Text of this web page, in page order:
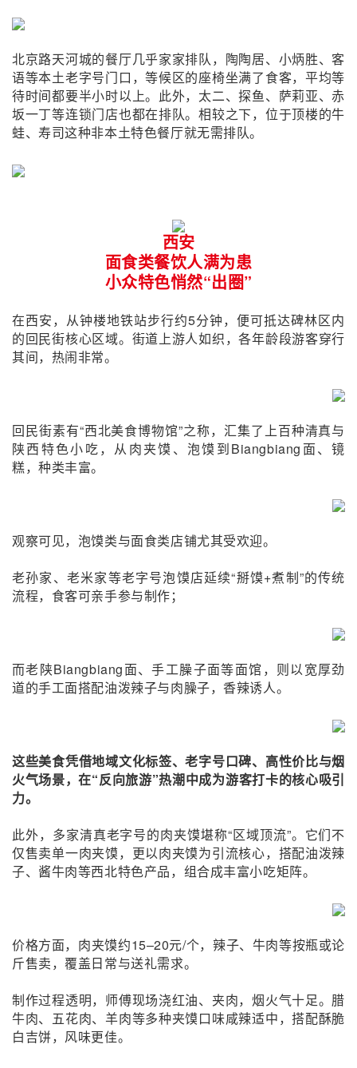
北京路天河城的餐厅几乎家家排队，陶陶居、小炳胜、客
语等本土老字号门口，等候区的座椅坐满了食客，平均等
待时间都要半小时以上。此外，太二、探鱼、萨莉亚、赤
坂一丁等连锁门店也都在排队。相较之下，位于顶楼的牛
蛙、寿司这种非本土特色餐厅就无需排队。
西安
面食类餐饮人满为患
小众特色悄然“出圈”
在西安，从钟楼地铁站步行约5分钟，便可抵达碑林区内
的回民街核心区域。街道上游人如织，各年龄段游客穿行
其间，热闹非常。
回民街素有“西北美食博物馆”之称，汇集了上百种清真与
陕西特色小吃，从肉夹馍、泡馍到Biangbiang面、镜
糕，种类丰富。
观察可见，泡馍类与面食类店铺尤其受欢迎。
老孙家、老米家等老字号泡馍店延续“掰馍+煮制”的传统
流程，食客可亲手参与制作；
而老陕Biangbiang面、手工臊子面等面馆，则以宽厚劲
道的手工面搭配油泼辣子与肉臊子，香辣诱人。
这些美食凭借地域文化标签、老字号口碑、高性价比与烟
火气场景，在“反向旅游”热潮中成为游客打卡的核心吸引
力。
此外，多家清真老字号的肉夹馍堪称“区域顶流”。它们不
仅售卖单一肉夹馍，更以肉夹馍为引流核心，搭配油泼辣
子、酱牛肉等西北特色产品，组合成丰富小吃矩阵。
价格方面，肉夹馍约15–20元/个，辣子、牛肉等按瓶或论
斤售卖，覆盖日常与送礼需求。
制作过程透明，师傅现场浇红油、夹肉，烟火气十足。腊
牛肉、五花肉、羊肉等多种夹馍口味咸辣适中，搭配酥脆
白吉饼，风味更佳。